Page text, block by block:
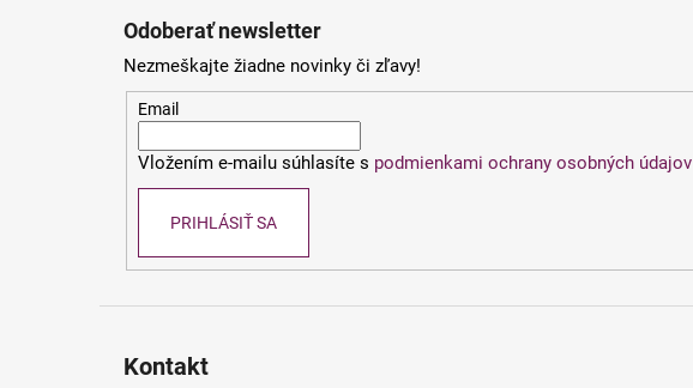
Odoberať newsletter
Nezmeškajte žiadne novinky či zľavy!
Email
Vložením e-mailu súhlasíte s podmienkami ochrany osobných údajov
PRIHLÁSIŤ SA
Kontakt